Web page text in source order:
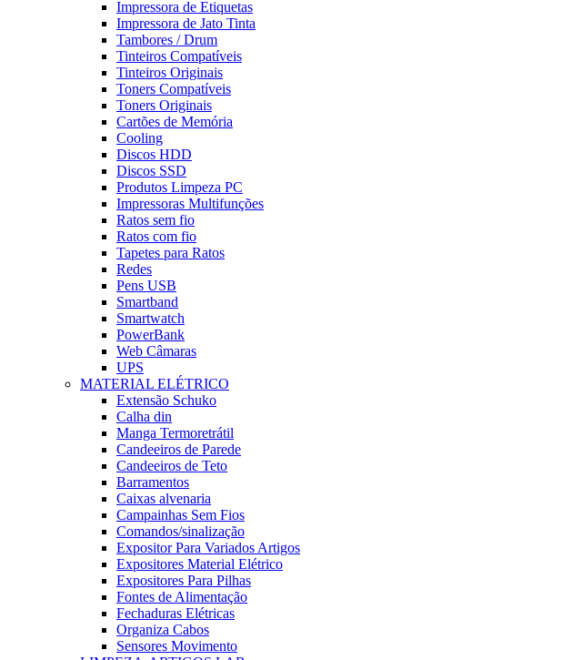
Impressora de Etiquetas
Impressora de Jato Tinta
Tambores / Drum
Tinteiros Compatíveis
Tinteiros Originais
Toners Compatíveis
Toners Originais
Cartões de Memória
Cooling
Discos HDD
Discos SSD
Produtos Limpeza PC
Impressoras Multifunções
Ratos sem fio
Ratos com fio
Tapetes para Ratos
Redes
Pens USB
Smartband
Smartwatch
PowerBank
Web Câmaras
UPS
MATERIAL ELÉTRICO
Extensão Schuko
Calha din
Manga Termoretrátil
Candeeiros de Parede
Candeeiros de Teto
Barramentos
Caixas alvenaria
Campainhas Sem Fios
Comandos/sinalização
Expositor Para Variados Artigos
Expositores Material Elétrico
Expositores Para Pilhas
Fontes de Alimentação
Fechaduras Elétricas
Organiza Cabos
Sensores Movimento